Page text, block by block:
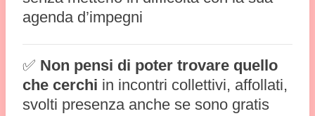
agenda d’impegni
✅ Non pensi di poter trovare quello
che cerchi in incontri collettivi, affollati,
svolti presenza anche se sono gratis